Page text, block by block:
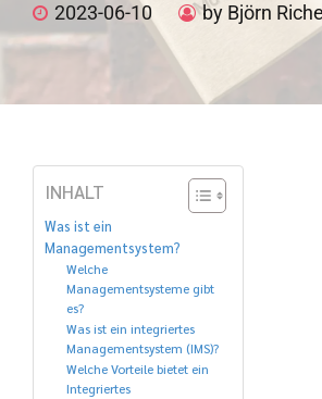
2023-06-10 by Björn
INHALT
Was ist ein
Managementsystem?
Welche
Managementsysteme gibt
es?
Was ist ein integriertes
Managementsystem (IMS)?
Welche Vorteile bietet ein
Integriertes